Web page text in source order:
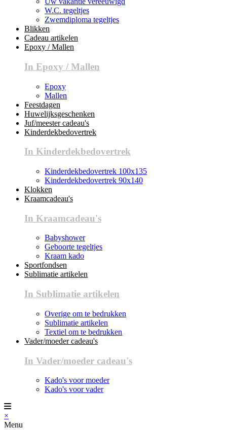
W.C. tegeltjes
Zwemdiploma tegeltjes
Blikken
Cadeau artikelen
Epoxy / Mallen
In Epoxy / Mallen
Epoxy
Mallen
Feestdagen
Huwelijksgeschenken
Juf/meester cadeau's
Kinderdekbedovertrek
In Kinderdekbedovertrek
Kinderdekbedovertrek 100x135
Kinderdekbedovertrek 90x140
Klokken
Kraamcadeau's
In Kraamcadeau's
Babyshower
Geboorte tegeltjes
Kraam kado
Sportfondsen
Sublimatie artikelen
In Sublimatie artikelen
Overige om te bedrukken
Sublimatie artikelen
Textiel om te bedrukken
Vader/moeder cadeau's
In Vader/moeder cadeau's
Kado's voor moeder
Kado's voor vader
×
Menu